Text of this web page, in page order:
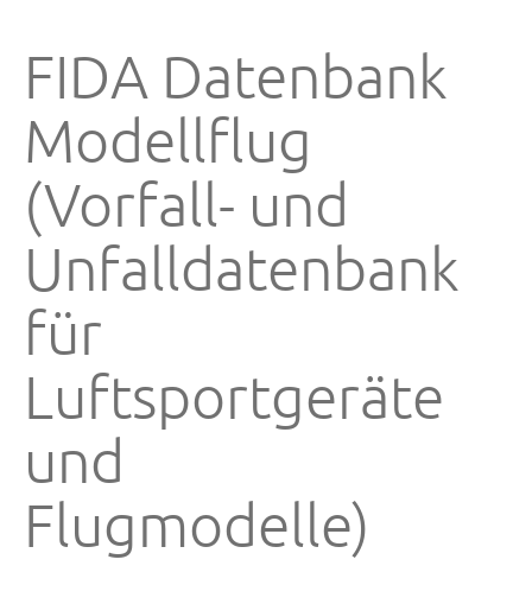
FIDA Datenbank
Modellflug
(Vorfall- und
Unfalldatenbank
für
Luftsportgeräte
und
Flugmodelle)